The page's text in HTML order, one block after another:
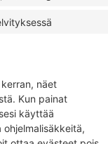
näet
Kun painat
käyttää